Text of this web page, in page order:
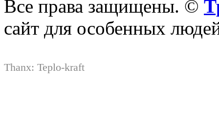
Все права защищены. ©
сайт для особенных
Thanx: Teplo-kraft